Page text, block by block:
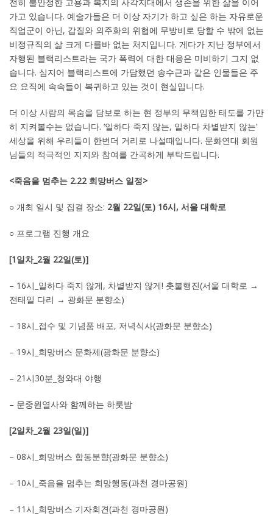
전히 불안정한 고용과 복지의 사각지대에서 생존을 위한 삶을 이어
가고 있습니다. 예술가들은 더 이상 자기가 하고 싶은 하는 자유로운
직업군이 아닌, 갑질와 외주화의 위협에 무방비로 당할 수 밖에 없는
비정규직의 삶 크게 다를바 없는 처지입니다. 게다가 지난 정부에서
자행된 블랙리스트라는 국가 폭력에 대한 대응은 미비하기 그지 없
습니다. 심지어 블랙리스트에 가담했던 송수근과 같은 인물들은 주
요 요직에 속속들이 복귀하고 있는 것이 현실입니다.
더 이상 사람의 목숨을 담보로 하는 현 정부의 무책임한 태도를 가만
히 지켜볼수는 없습니다. ‘일하다 죽지 않는, 일하다 차별받지 않는’
세상을 위해 우리들이 한번더 거리로 나설때입니다. 문화연대 회원
님들의 적극적인 지지와 참여를 간곡하게 부탁드립니다.
<죽음을 멈추는 2.22 희망버스 일정>
○ 개최 일시 및 집결 장소: 2월 22일(토) 16시, 서울 대학로
○ 프로그램 진행 개요
[1일차_2월 22일(토)]
– 16시_일하다 죽지 않게, 차별받지 않게! 촛불행진(서울 대학로 →
전태일 다리 → 광화문 분향소)
– 18시_접수 및 기념품 배포, 저녁식사(광화문 분향소)
– 19시_희망버스 문화제(광화문 분향소)
– 21시30분_청와대 야행
– 문중원열사와 함께하는 하룻밤
[2일차_2월 23일(일)]
– 08시_희망버스 합동분향(광화문 분향소)
– 10시_죽음을 멈추는 희망행동(과천 경마공원)
– 11시_희망버스 기자회견(과천 경마공원)